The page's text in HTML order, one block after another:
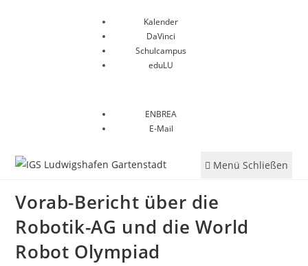
Kalender
DaVinci
Schulcampus
eduLU
ENBREA
E-Mail
Menü Schließen
Vorab-Bericht über die
Robotik-AG und die World
Robot Olympiad